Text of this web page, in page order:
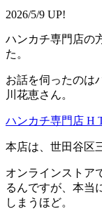
2026/5/9 UP!
ハンカチ専門店の
た。
お話を伺ったのは
川花恵さん。
ハンカチ専門店 H
本店は、世田谷区
オンラインストア
るんですが、本当
しまうほど。